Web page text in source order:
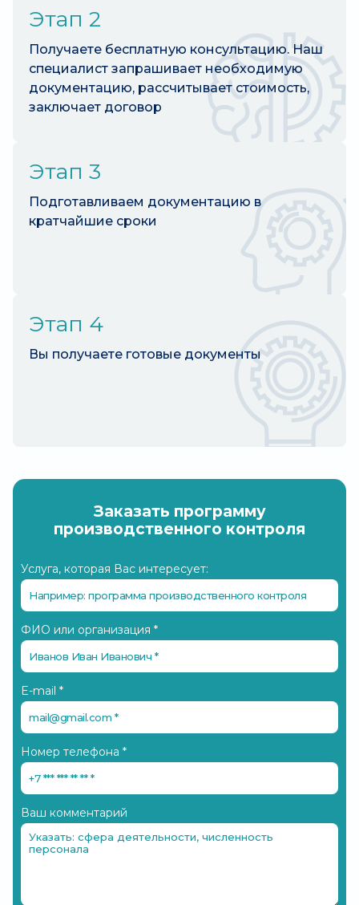
Этап 2
Получаете бесплатную консультацию. Наш
специалист запрашивает необходимую
документацию, рассчитывает стоимость,
заключает договор
Этап 3
Подготавливаем документацию в
кратчайшие сроки
Этап 4
Вы получаете готовые документы
Заказать программу
производственного контроля
Услуга, которая Вас интересует:
ФИО или организация *
E-mail *
Номер телефона *
Ваш комментарий